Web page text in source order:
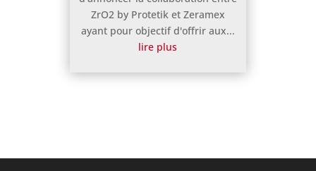
ZrO2 by Protetik et Zeramex
ayant pour objectif d'offrir aux...
lire plus